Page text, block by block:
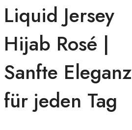
Liquid Jersey
Hijab Rosé |
Sanfte Eleganz
für jeden Tag